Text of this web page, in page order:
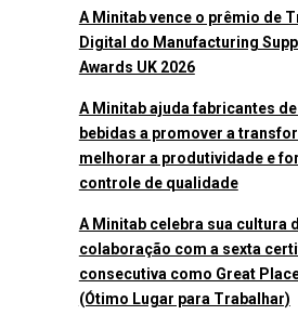
A Minitab vence o prêmio de
Digital do Manufacturing
Awards UK 2026
A Minitab ajuda fabricantes
bebidas a promover a
melhorar a produtividade e
controle de qualidade
A Minitab celebra sua cultura
colaboração com a sexta
consecutiva como Great
(Ótimo Lugar para Trabalhar)